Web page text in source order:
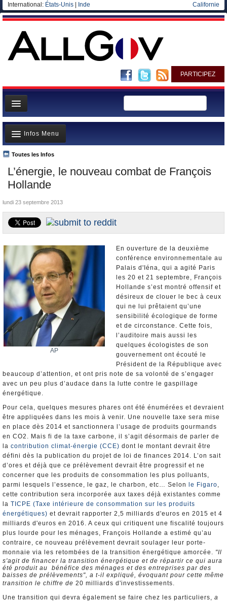
International: États-Unis Inde Californie
PARTICIPEZ
Page d'accueil
Infos
Gouvernement
Ministères/Directions
Blog
Elections européennes
L’énergie, le nouveau combat de François
Hollande
Toutes les Infos
Infos Menu
A la Une
Polémiques
La France et le Monde
Nominations et Démissions
Elections européennes
Infos insolites
lundi 23 septembre 2013
AP
En ouverture de la deuxième
conférence environnementale au
Palais d'Iéna, qui a agité Paris
les 20 et 21 septembre, François
Hollande s’est montré offensif et
désireux de clouer le bec à ceux
qui ne lui prêtaient qu’une
sensibilité écologique de forme
et de circonstance. Cette fois,
l’auditoire mais aussi les
quelques écologistes de son
gouvernement ont écouté le
Président de la République avec
beaucoup d’attention, et ont pris note de sa volonté de s’engager
avec un peu plus d’audace dans la lutte contre le gaspillage
énergétique.
Pour cela, quelques mesures phares ont été énumérées et devraient
être appliquées dans les mois à venir. Une nouvelle taxe sera mise
en place dès 2014 et sanctionnera l’usage de produits gourmands
en CO2. Mais fi de la taxe carbone, il s’agit désormais de parler de
la contribution climat-énergie (CCE) dont le montant devrait être
défini dès la publication du projet de loi de finances 2014. L’on sait
d’ores et déjà que ce prélèvement devrait être progressif et ne
concerner que les produits de consommation les plus polluants,
parmi lesquels l’essence, le gaz, le charbon, etc… Selon
le Figaro,
cette contribution sera incorporée aux taxes déjà existantes comme
la TICPE (Taxe intérieure de consommation sur les produits
énergétiques) et devrait rapporter 2,5 milliards d'euros en 2015 et 4
milliards d'euros en 2016. A ceux qui critiquent une fiscalité toujours
plus lourde pour les ménages, François Hollande a estimé qu’au
contraire, ce nouveau prélèvement devrait soulager leur porte-
monnaie via les retombées de la transition énergétique amorcée. "Il
s'agit de financer la transition énergétique et de répartir ce qui aura
été produit au bénéfice des ménages et des entreprises par des
baisses de prélèvements", a t-il expliqué, évoquant pour cette même
transition le chiffre de 20 milliards d'investissements.
Une transition qui devra également se faire chez les particuliers, a